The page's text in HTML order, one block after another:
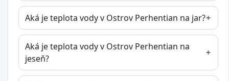
Aká je teplota vody v Ostrov Perhentian na jar?
Aká je teplota vody v Ostrov Perhentian na
jeseň?